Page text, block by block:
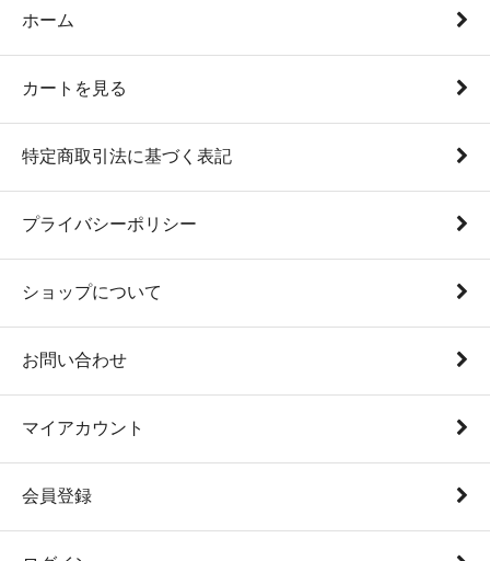
ホーム
カートを見る
特定商取引法に基づく表記
プライバシーポリシー
ショップについて
お問い合わせ
マイアカウント
会員登録